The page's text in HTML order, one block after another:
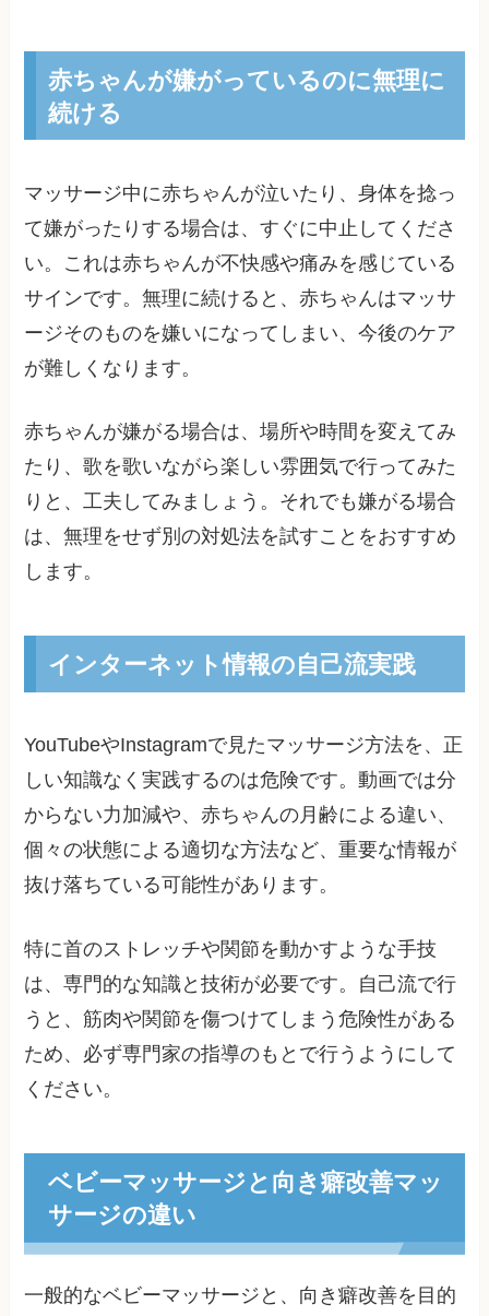
赤ちゃんが嫌がっているのに無理に
続ける
マッサージ中に赤ちゃんが泣いたり、身体を捻っ
て嫌がったりする場合は、すぐに中止してくださ
い。これは赤ちゃんが不快感や痛みを感じている
サインです。無理に続けると、赤ちゃんはマッサ
ージそのものを嫌いになってしまい、今後のケア
が難しくなります。
赤ちゃんが嫌がる場合は、場所や時間を変えてみ
たり、歌を歌いながら楽しい雰囲気で行ってみた
りと、工夫してみましょう。それでも嫌がる場合
は、無理をせず別の対処法を試すことをおすすめ
します。
インターネット情報の自己流実践
YouTubeやInstagramで見たマッサージ方法を、正
しい知識なく実践するのは危険です。動画では分
からない力加減や、赤ちゃんの月齢による違い、
個々の状態による適切な方法など、重要な情報が
抜け落ちている可能性があります。
特に首のストレッチや関節を動かすような手技
は、専門的な知識と技術が必要です。自己流で行
うと、筋肉や関節を傷つけてしまう危険性がある
ため、必ず専門家の指導のもとで行うようにして
ください。
ベビーマッサージと向き癖改善マッ
サージの違い
一般的なベビーマッサージと、向き癖改善を目的